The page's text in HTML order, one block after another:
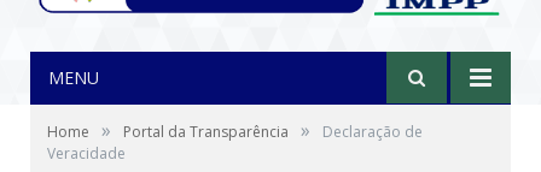
MENU
Home » Portal da Transparência »
Declaração de
Veracidade